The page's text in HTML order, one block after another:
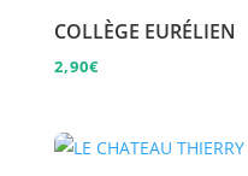
COLLÈGE EURÉLIEN
2,90€